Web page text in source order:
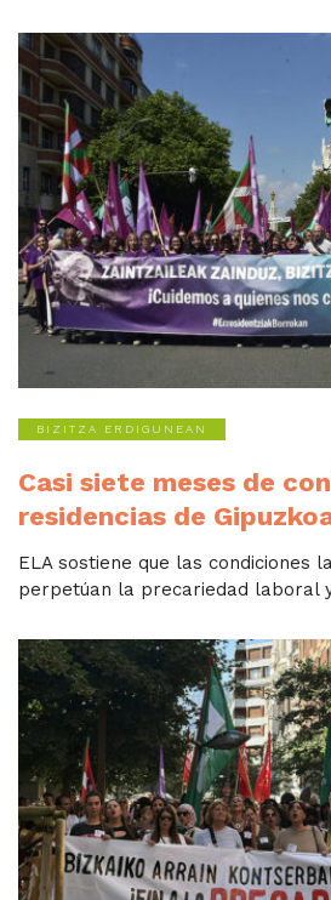
BIZITZA ERDIGUNEAN
Casi siete meses de
residencias de
ELA sostiene que las condiciones
perpetúan la precariedad laboral